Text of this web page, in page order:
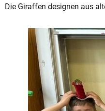
Die Giraffen designen aus